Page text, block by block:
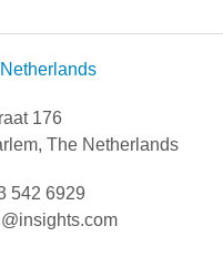
176
The Netherlands
542 6929